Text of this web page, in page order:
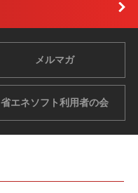
メルマガ
省エネソフト利用者の会